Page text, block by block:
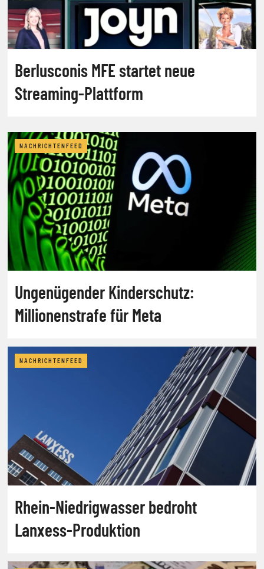
Berlusconis MFE startet neue
Streaming-Plattform
NACHRICHTENFEED
Ungenügender Kinderschutz:
Millionenstrafe für Meta
NACHRICHTENFEED
Rhein-Niedrigwasser bedroht
Lanxess-Produktion